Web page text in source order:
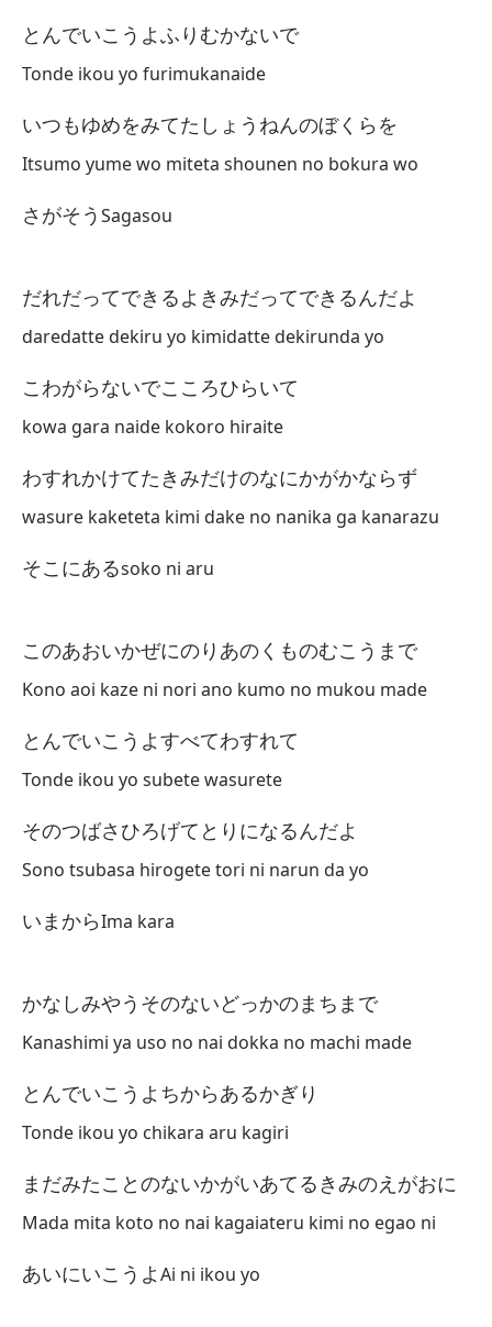
とんでいこうよふりむかないで
Tonde ikou yo furimukanaide
いつもゆめをみてたしょうねんのぼくらを
Itsumo yume wo miteta shounen no bokura wo
さがそうSagasou
だれだってできるよきみだってできるんだよ
daredatte dekiru yo kimidatte dekirunda yo
こわがらないでこころひらいて
kowa gara naide kokoro hiraite
わすれかけてたきみだけのなにかがかならず
wasure kaketeta kimi dake no nanika ga kanarazu
そこにあるsoko ni aru
このあおいかぜにのりあのくものむこうまで
Kono aoi kaze ni nori ano kumo no mukou made
とんでいこうよすべてわすれて
Tonde ikou yo subete wasurete
そのつばさひろげてとりになるんだよ
Sono tsubasa hirogete tori ni narun da yo
いまからIma kara
かなしみやうそのないどっかのまちまで
Kanashimi ya uso no nai dokka no machi made
とんでいこうよちからあるかぎり
Tonde ikou yo chikara aru kagiri
まだみたことのないかがいあてるきみのえがおに
Mada mita koto no nai kagaiateru kimi no egao ni
あいにいこうよAi ni ikou yo